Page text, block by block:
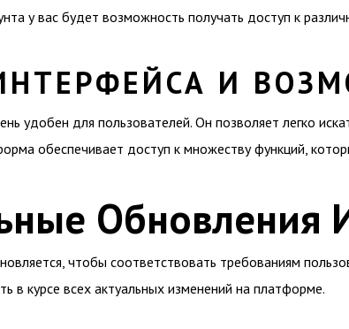
у вас будет возможность получать доступ к
И
удобен для пользователей. Он позволяет легко
обеспечивает доступ к множеству функций,
Обновления
чтобы соответствовать требованиям
в курсе всех актуальных изменений на платформе.